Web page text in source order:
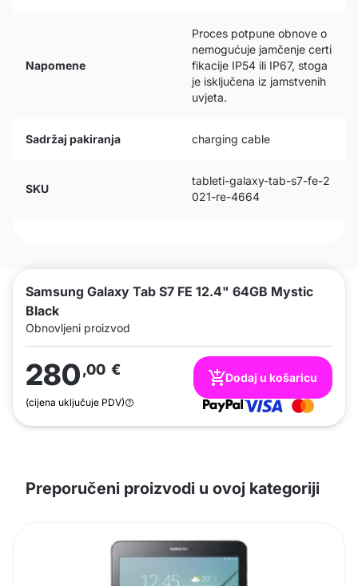
Samsung Galaxy Tab S7 FE 12.4" 64GB Mystic
Black
Obnovljeni proizvod
280,00 €
(cijena uključuje PDV)
Dodaj u košaricu
Napomene
Proces potpune obnove o
nemogućuje jamčenje certi
fikacije IP54 ili IP67, stoga
je isključena iz jamstvenih
uvjeta.
Sadržaj pakiranja charging cable
SKU
tableti-galaxy-tab-s7-fe-2
021-re-4664
Preporučeni proizvodi u ovoj kategoriji